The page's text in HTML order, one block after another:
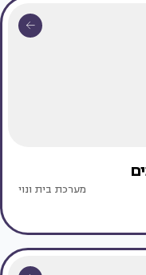
מערכת בית ונוי